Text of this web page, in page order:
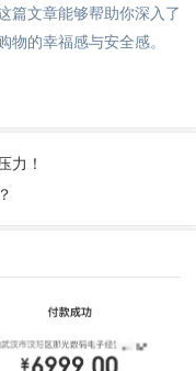
篇文章能够帮助你深入了
的幸福感与安全感。
力！